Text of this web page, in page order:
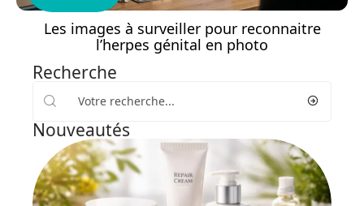
Les images à surveiller pour reconnaitre
l’herpes génital en photo
Recherche
Nouveautés